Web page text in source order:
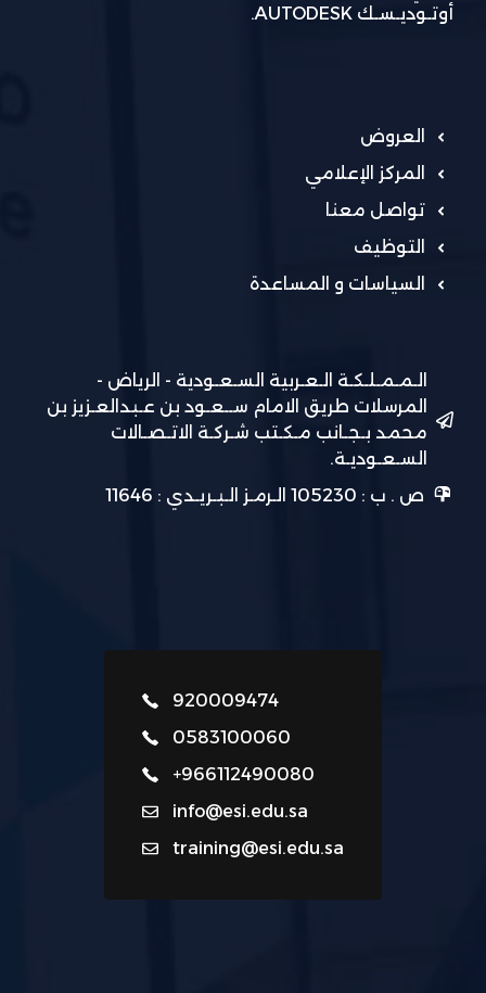
أوتـوديـسـك AUTODESK.
العروض
المركز الإعلامي
تواصل معنا
التوظيف
السياسات و المساعدة
الـمـمـلـكـة الـعـربية السـعـودية - الرياض -
المرسلات طريق الامام ســعـود بن عـبدالعـزيز بن
محمد بـجـانب مـكـتب شـركـة الاتـصـالات
السـعـوديـة.
ص . ب : 105230 الـرمـز الـبـريـدي : 11646
920009474
0583100060
+966112490080
info@esi.edu.sa
training@esi.edu.sa